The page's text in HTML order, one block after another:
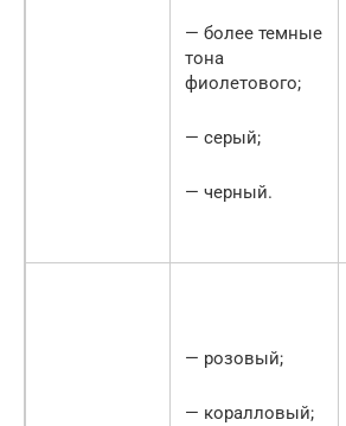
— более темные
тона
фиолетового;
— серый;
— черный.
— розовый;
— коралловый;